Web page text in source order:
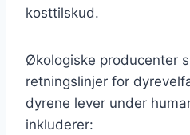
kosttilskud.
Økologiske producenter
retningslinjer for
dyrene lever under
inkluderer: